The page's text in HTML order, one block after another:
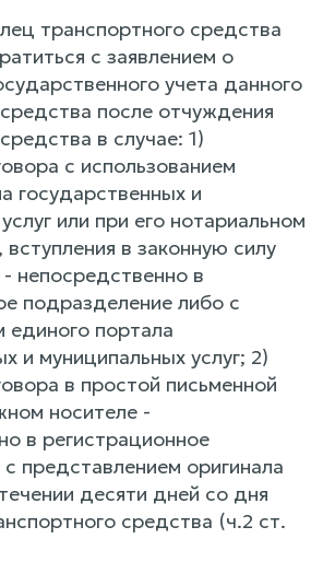
транспортного средства
с заявлением о
учета данного
после отчуждения
в случае: 1)
с использованием
государственных и
или при его нотариальном
в законную силу
непосредственно в
подразделение либо с
единого портала
и муниципальных услуг; 2)
в простой письменной
носителе -
в регистрационное
представлением оригинала
десяти дней со дня
средства (ч.2 ст.